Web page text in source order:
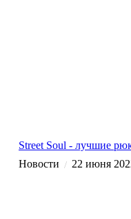
Street Soul - лучшие
Новости / 22 июня